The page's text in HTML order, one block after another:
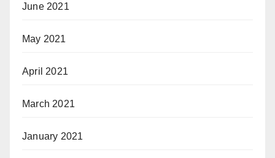
June 2021
May 2021
April 2021
March 2021
January 2021